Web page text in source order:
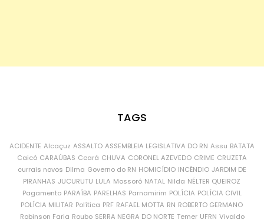
TAGS
ACIDENTE Alcaçuz ASSALTO ASSEMBLEIA LEGISLATIVA DO RN Assu BATATA
Caicó CARAÚBAS Ceará CHUVA CORONEL AZEVEDO CRIME CRUZETA
currais novos Dilma Governo do RN HOMICÍDIO INCÊNDIO JARDIM DE
PIRANHAS JUCURUTU LULA Mossoró NATAL Nilda NÉLTER QUEIROZ
Pagamento PARAÍBA PARELHAS Parnamirim POLÍCIA POLÍCIA CIVIL
POLÍCIA MILITAR Política PRF RAFAEL MOTTA RN ROBERTO GERMANO
Robinson Faria Roubo SERRA NEGRA DO NORTE Temer UFRN Vivaldo